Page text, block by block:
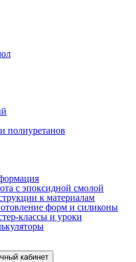
полиуретанов
с эпоксидной смолой
к материалам
форм и силиконы
классы и уроки
кабинет